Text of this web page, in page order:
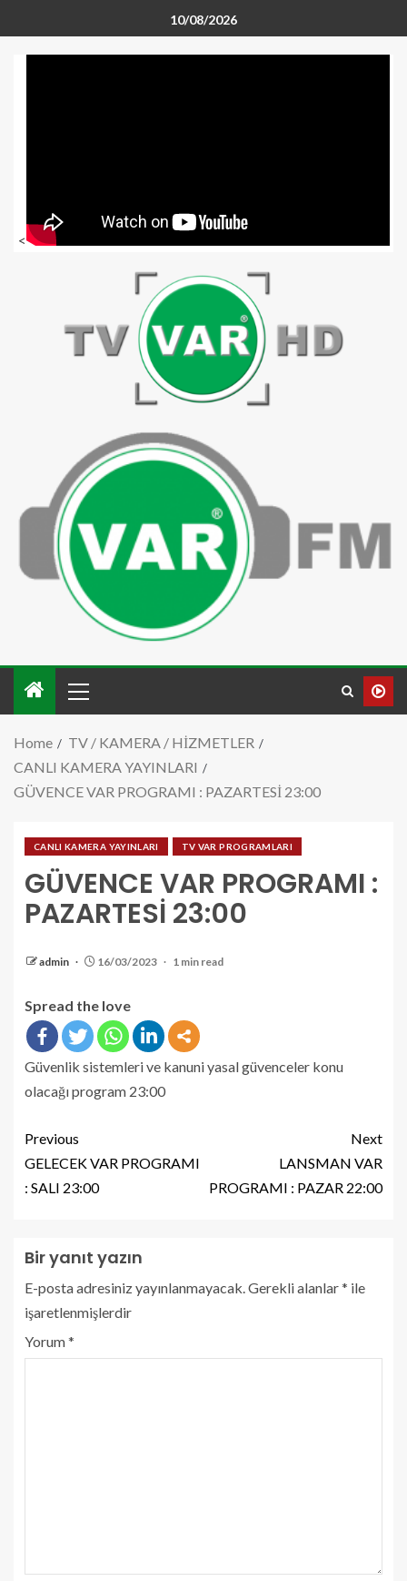
10/08/2026
<
Home
TV / KAMERA / HİZMETLER
CANLI KAMERA YAYINLARI
GÜVENCE VAR PROGRAMI : PAZARTESİ 23:00
CANLI KAMERA YAYINLARI TV VAR PROGRAMLARI
GÜVENCE VAR PROGRAMI :
PAZARTESİ 23:00
admin 16/03/2023 1 min read
Spread the love
Güvenlik sistemleri ve kanuni yasal güvenceler konu
olacağı program 23:00
Previous
GELECEK VAR PROGRAMI
: SALI 23:00
Next
LANSMAN VAR
PROGRAMI : PAZAR 22:00
Bir yanıt yazın
E-posta adresiniz yayınlanmayacak.Gerekli alanlar* ile
işaretlenmişlerdir
Yorum*